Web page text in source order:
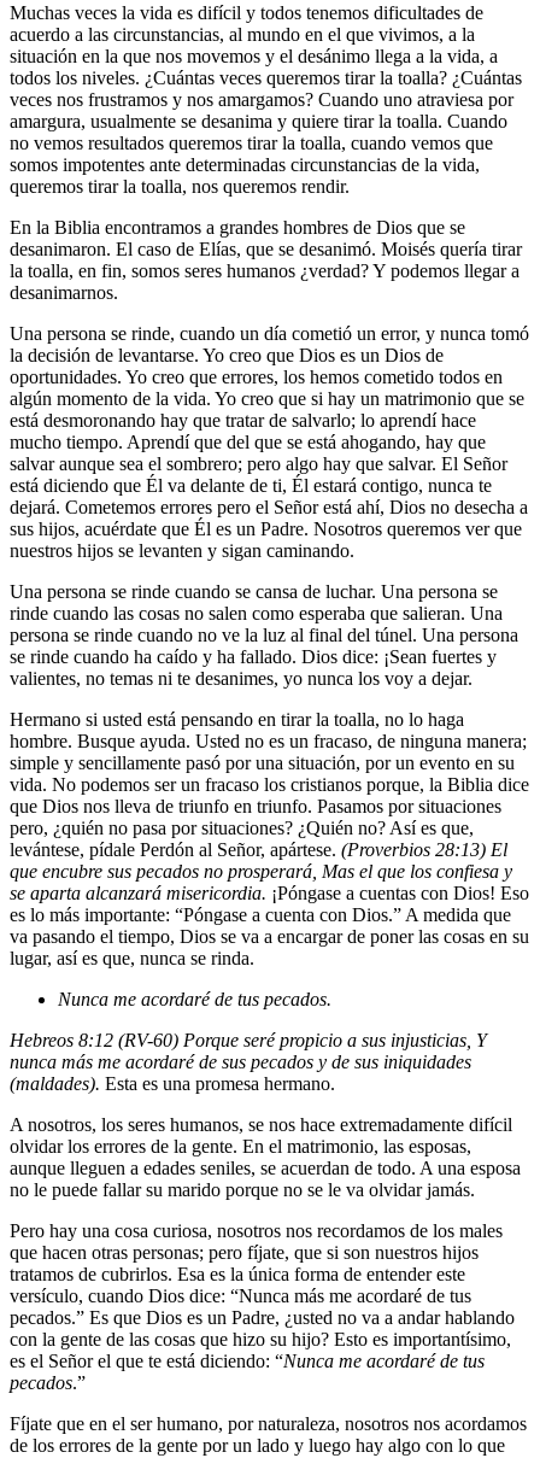
Muchas veces la vida es difícil y todos tenemos dificultades de
acuerdo a las circunstancias, al mundo en el que vivimos, a la
situación en la que nos movemos y el desánimo llega a la vida, a
todos los niveles. ¿Cuántas veces queremos tirar la toalla? ¿Cuántas
veces nos frustramos y nos amargamos? Cuando uno atraviesa por
amargura, usualmente se desanima y quiere tirar la toalla. Cuando
no vemos resultados queremos tirar la toalla, cuando vemos que
somos impotentes ante determinadas circunstancias de la vida,
queremos tirar la toalla, nos queremos rendir.
En la Biblia encontramos a grandes hombres de Dios que se
desanimaron. El caso de Elías, que se desanimó. Moisés quería tirar
la toalla, en fin, somos seres humanos ¿verdad? Y podemos llegar a
desanimarnos.
Una persona se rinde, cuando un día cometió un error, y nunca tomó
la decisión de levantarse. Yo creo que Dios es un Dios de
oportunidades. Yo creo que errores, los hemos cometido todos en
algún momento de la vida. Yo creo que si hay un matrimonio que se
está desmoronando hay que tratar de salvarlo; lo aprendí hace
mucho tiempo. Aprendí que del que se está ahogando, hay que
salvar aunque sea el sombrero; pero algo hay que salvar. El Señor
está diciendo que Él va delante de ti, Él estará contigo, nunca te
dejará. Cometemos errores pero el Señor está ahí, Dios no desecha a
sus hijos, acuérdate que Él es un Padre. Nosotros queremos ver que
nuestros hijos se levanten y sigan caminando.
Una persona se rinde cuando se cansa de luchar. Una persona se
rinde cuando las cosas no salen como esperaba que salieran. Una
persona se rinde cuando no ve la luz al final del túnel. Una persona
se rinde cuando ha caído y ha fallado. Dios dice: ¡Sean fuertes y
valientes, no temas ni te desanimes, yo nunca los voy a dejar.
Hermano si usted está pensando en tirar la toalla, no lo haga
hombre. Busque ayuda. Usted no es un fracaso, de ninguna manera;
simple y sencillamente pasó por una situación, por un evento en su
vida. No podemos ser un fracaso los cristianos porque, la Biblia dice
que Dios nos lleva de triunfo en triunfo. Pasamos por situaciones
pero, ¿quién no pasa por situaciones? ¿Quién no? Así es que,
levántese, pídale Perdón al Señor, apártese. (Proverbios 28:13) El
que encubre sus pecados no prosperará, Mas el que los confiesa y
se aparta alcanzará misericordia. ¡Póngase a cuentas con Dios! Eso
es lo más importante: “Póngase a cuenta con Dios.” A medida que
va pasando el tiempo, Dios se va a encargar de poner las cosas en su
lugar, así es que, nunca se rinda.
Nunca me acordaré de tus pecados.
Hebreos 8:12 (RV-60) Porque seré propicio a sus injusticias, Y
nunca más me acordaré de sus pecados y de sus iniquidades
(maldades). Esta es una promesa hermano.
A nosotros, los seres humanos, se nos hace extremadamente difícil
olvidar los errores de la gente. En el matrimonio, las esposas,
aunque lleguen a edades seniles, se acuerdan de todo. A una esposa
no le puede fallar su marido porque no se le va olvidar jamás.
Pero hay una cosa curiosa, nosotros nos recordamos de los males
que hacen otras personas; pero fíjate, que si son nuestros hijos
tratamos de cubrirlos. Esa es la única forma de entender este
versículo, cuando Dios dice: “Nunca más me acordaré de tus
pecados.” Es que Dios es un Padre, ¿usted no va a andar hablando
con la gente de las cosas que hizo su hijo? Esto es importantísimo,
es el Señor el que te está diciendo: “Nunca me acordaré de tus
pecados.”
Fíjate que en el ser humano, por naturaleza, nosotros nos acordamos
de los errores de la gente por un lado y luego hay algo con lo que